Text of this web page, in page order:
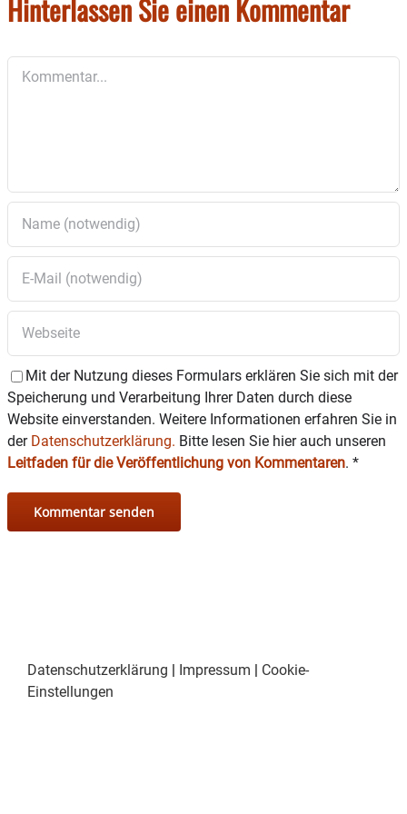
Es findet die Abnahme der leichtathletischen
und Koordination statt.
Hinterlassen Sie einen Kommentar
Mit der Nutzung dieses Formulars erklären Sie sich mit der
Speicherung und Verarbeitung Ihrer Daten durch diese
Website einverstanden. Weitere Informationen erfahren Sie in
der Datenschutzerklärung. Bitte lesen Sie hier auch unseren
Leitfaden für die Veröffentlichung von Kommentaren. *
Datenschutzerklärung | Impressum | Cookie-
Einstellungen